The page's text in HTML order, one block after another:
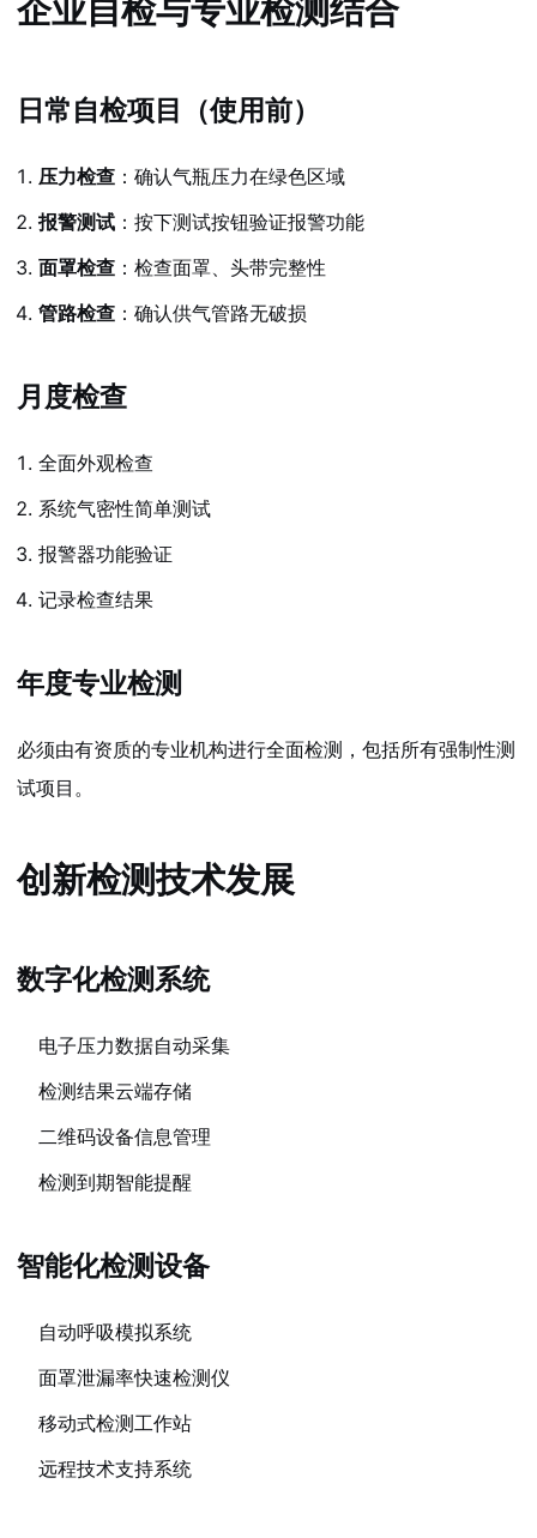
企业自检与专业检测结合
日常自检项目（使用前）
压力检查 ：确认气瓶压力在绿色区域
报警测试 ：按下测试按钮验证报警功能
面罩检查 ：检查面罩、头带完整性
管路检查 ：确认供气管路无破损
月度检查
全面外观检查
系统气密性简单测试
报警器功能验证
记录检查结果
年度专业检测
必须由有资质的专业机构进行全面检测，包括所有强制性测
试项目。
创新检测技术发展
数字化检测系统
电子压力数据自动采集
检测结果云端存储
二维码设备信息管理
检测到期智能提醒
智能化检测设备
自动呼吸模拟系统
面罩泄漏率快速检测仪
移动式检测工作站
远程技术支持系统